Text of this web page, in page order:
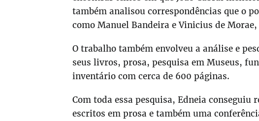
também analisou correspondências que o
como Manuel Bandeira e Vinicius de
O trabalho também envolveu a análise e
seus livros, prosa, pesquisa em Museus,
inventário com cerca de 600 páginas.
Com toda essa pesquisa, Edneia conseguiu
escritos em prosa e também uma